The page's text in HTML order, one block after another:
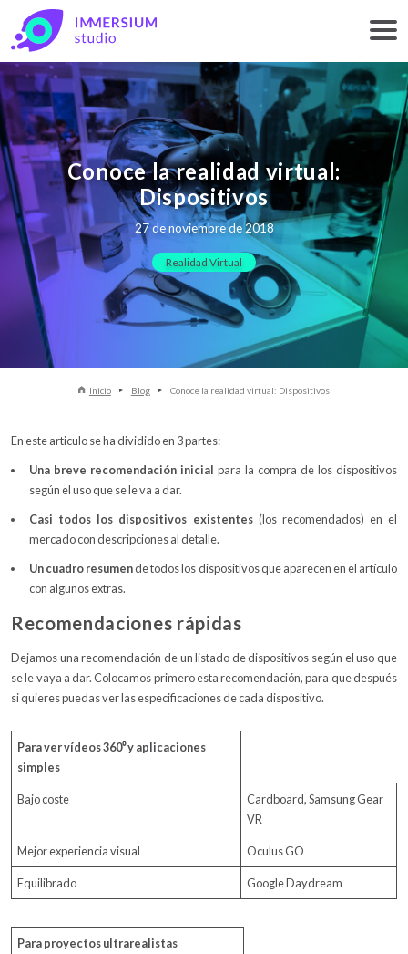
Conoce la realidad virtual:
Dispositivos
27 de noviembre de 2018
Realidad Virtual
Inicio Blog Conoce la realidad virtual: Dispositivos
En este articulo se ha dividido en 3 partes:
Una breve recomendación inicial para la compra de los dispositivos
según el uso que se le va a dar.
Casi todos los dispositivos existentes(los recomendados) en el
mercado con descripciones al detalle.
Un cuadro resumende todos los dispositivos que aparecen en el artículo
con algunos extras.
Recomendaciones rápidas
Dejamos una recomendación de un listado de dispositivos según el uso que
se le vaya a dar. Colocamos primero esta recomendación, para que después
si quieres puedas ver las especificaciones de cada dispositivo.
Para ver vídeos 360⁰ y aplicaciones
simples
Bajo coste
Cardboard, Samsung Gear
VR
Mejor experiencia visual Oculus GO
Equilibrado Google Daydream
Para proyectos ultrarealistas